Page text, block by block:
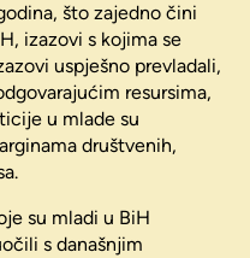
što zajedno čini
izazovi s kojima se
uspješno prevladali,
resursima,
u mlade su
društvenih,
su mladi u BiH
s današnjim